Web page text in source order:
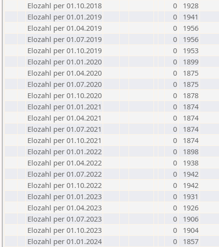
Elozahl per 01.10.2018
0
1928
Elozahl per 01.01.2019
0
1941
Elozahl per 01.04.2019
0
1956
Elozahl per 01.07.2019
0
1956
Elozahl per 01.10.2019
0
1953
Elozahl per 01.01.2020
0
1899
Elozahl per 01.04.2020
0
1875
Elozahl per 01.07.2020
0
1875
Elozahl per 01.10.2020
0
1878
Elozahl per 01.01.2021
0
1874
Elozahl per 01.04.2021
0
1874
Elozahl per 01.07.2021
0
1874
Elozahl per 01.10.2021
0
1874
Elozahl per 01.01.2022
0
1898
Elozahl per 01.04.2022
0
1938
Elozahl per 01.07.2022
0
1942
Elozahl per 01.10.2022
0
1942
Elozahl per 01.01.2023
0
1931
Elozahl per 01.04.2023
0
1926
Elozahl per 01.07.2023
0
1906
Elozahl per 01.10.2023
0
1904
Elozahl per 01.01.2024
0
1857